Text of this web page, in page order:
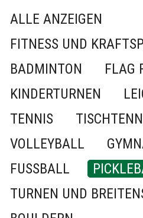
ALLE ANZEIGEN
FITNESS UND
BADMINTON
FLAG
KINDERTURNEN
TENNIS
VOLLEYBALL
FUSSBALL
TURNEN UND